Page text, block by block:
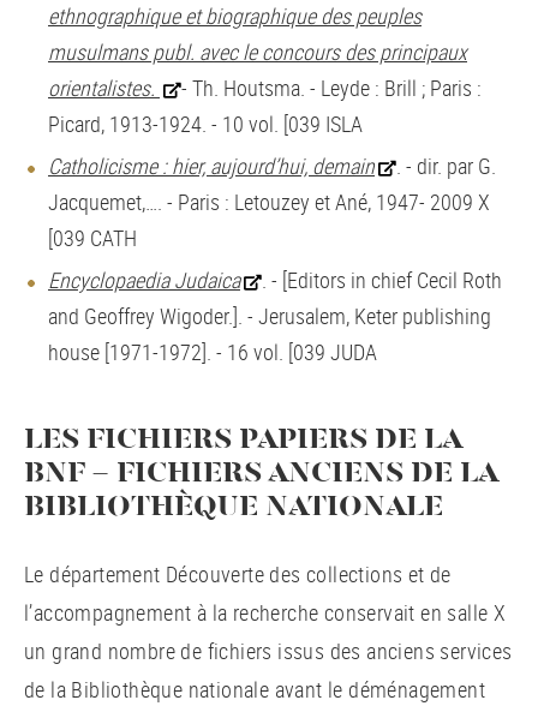
ethnographique et biographique des peuples
musulmans publ. avec le concours des principaux
orientalistes.
- Th. Houtsma. - Leyde : Brill ; Paris :
Picard, 1913-1924. - 10 vol. [039 ISLA
Catholicisme : hier, aujourd’hui, demain
. - dir. par G.
Jacquemet,…. - Paris : Letouzey et Ané, 1947- 2009 X
[039 CATH
Encyclopaedia Judaica
. - [Editors in chief Cecil Roth
and Geoffrey Wigoder.]. - Jerusalem, Keter publishing
house [1971-1972]. - 16 vol. [039 JUDA
LES FICHIERS PAPIERS DE LA
BNF - FICHIERS ANCIENS DE LA
BIBLIOTHÈQUE NATIONALE
Le département Découverte des collections et de
l’accompagnement à la recherche conservait en salle X
un grand nombre de fichiers issus des anciens services
de la Bibliothèque nationale avant le déménagement